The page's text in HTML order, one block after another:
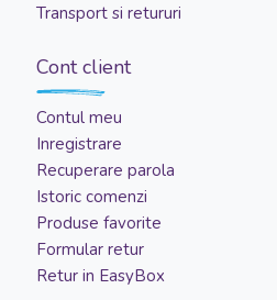
Transport si retururi
Cont client
Contul meu
Inregistrare
Recuperare parola
Istoric comenzi
Produse favorite
Formular retur
Retur in EasyBox